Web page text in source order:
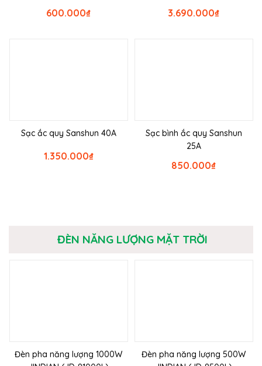
₫
600.000 ₫
3.690.000
Sạc ắc quy Sanshun 40A
₫
1.350.000
Sạc bình ắc quy Sanshun
25A
₫
850.000
ĐÈN NĂNG LƯỢNG MẶT TRỜI
Đèn pha năng lượng 1000W
Đèn pha năng lượng 500W